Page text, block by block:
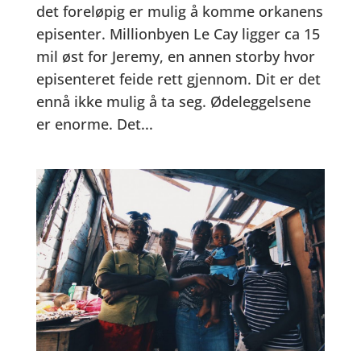
det foreløpig er mulig å komme orkanens
episenter. Millionbyen Le Cay ligger ca 15
mil øst for Jeremy, en annen storby hvor
episenteret feide rett gjennom. Dit er det
ennå ikke mulig å ta seg. Ødeleggelsene
er enorme. Det...